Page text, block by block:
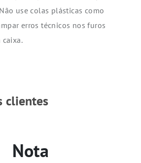
use colas plásticas como
erros técnicos nos furos
clientes
Nota